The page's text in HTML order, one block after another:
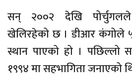
सन् २००२ देखि पोर्चुगलले
खेलिरहेको छ । डीआर कंगोले
स्थान पाएको हो ।
१९९४ मा सहभागिता जनाएको